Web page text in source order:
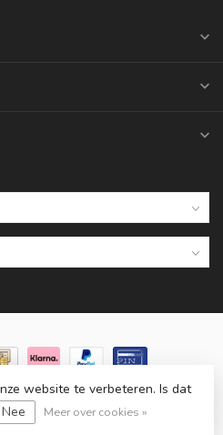
- Powered by
designbyDyvelopment
website te verbeteren. Is dat
Nee Meer over cookies »